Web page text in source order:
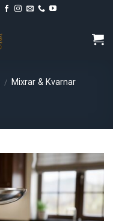
/ Mixrar & Kvarnar